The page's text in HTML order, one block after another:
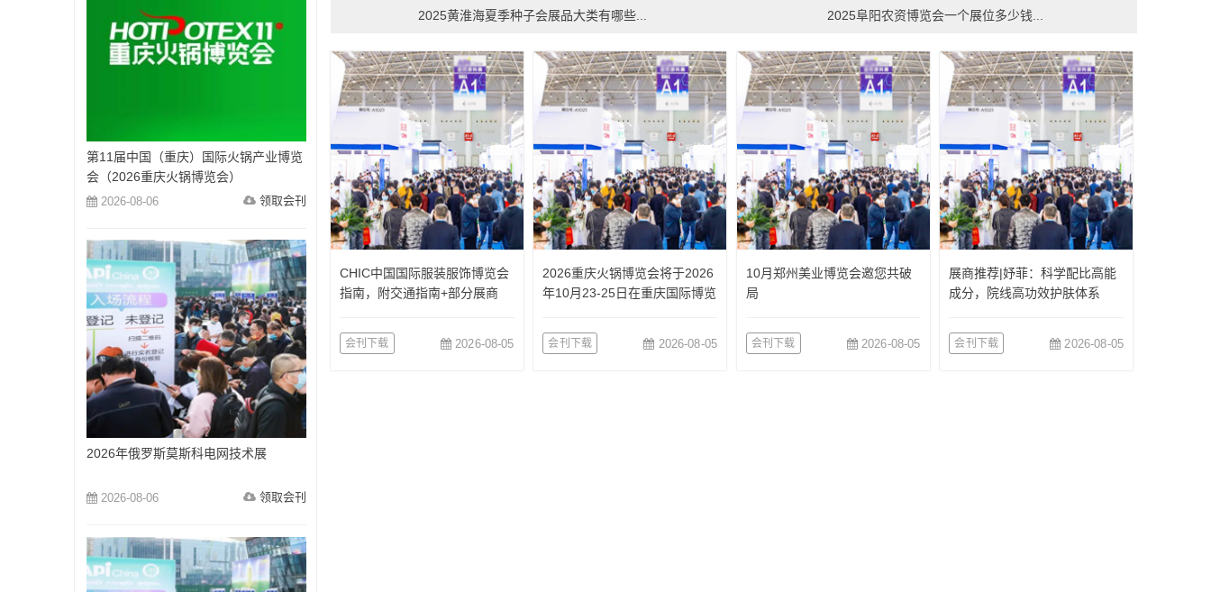
2025黄淮海夏季种子会展品大类有哪些...
2025阜阳农资博览会一个展位多少钱...
CHIC中国国际服装服饰博览会
指南，附交通指南+部分展商
会刊下载 2026-08-05
2026重庆火锅博览会将于2026
年10月23-25日在重庆国际博览
会刊下载 2026-08-05
10月郑州美业博览会邀您共破
局
会刊下载 2026-08-05
展商推荐|妤菲：科学配比高能
成分，院线高功效护肤体系
会刊下载 2026-08-05
第11届中国（重庆）国际火锅产业博览
会（2026重庆火锅博览会）
2026-08-06 领取会刊
2026年俄罗斯莫斯科电网技术展
2026-08-06 领取会刊